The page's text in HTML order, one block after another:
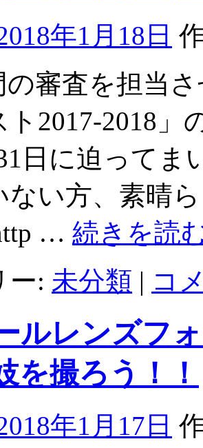
年1月18日
の審査を担当
ト2017-2018
日に迫って
ない方、素晴
… 続きを読
ー: 未分類 | コ
ルレンズフ
を撮ろう！！
年1月17日